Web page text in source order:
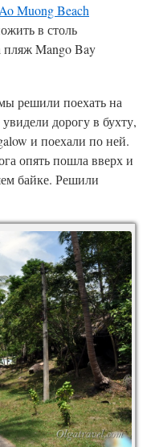
Ao Muong Beach
в столь
пляж Mango Bay
решили поехать на
дорогу в бухту,
и поехали по ней.
опять пошла вверх и
байке. Решили